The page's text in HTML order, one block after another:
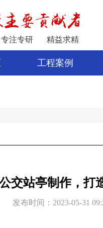
专注专研 精益求精
工程案例
交站亭制作，打
发布时间：2023-05-31